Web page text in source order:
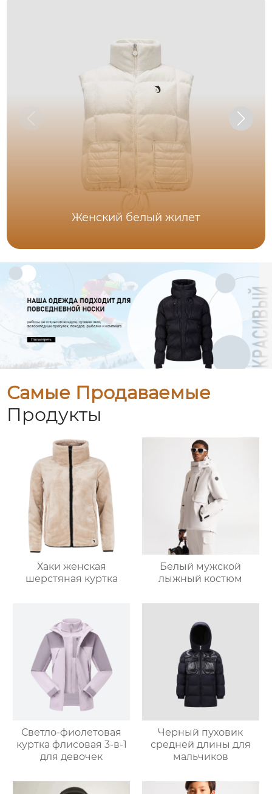
Женский белый жилет
Самые Продаваемые
Продукты
Хаки женская
шерстяная куртка
Белый мужской
лыжный костюм
Светло-фиолетовая
куртка флисовая 3-в-1
для девочек
Черный пуховик
средней длины для
мальчиков